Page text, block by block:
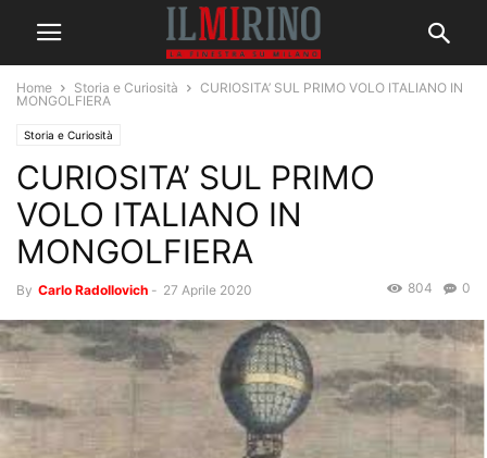
Home Storia e Curiosità
CURIOSITA’ SUL PRIMO VOLO ITALIANO IN
MONGOLFIERA
Storia e Curiosità
CURIOSITA’ SUL PRIMO
VOLO ITALIANO IN
MONGOLFIERA
By Carlo Radollovich - 27 Aprile 2020 0
804